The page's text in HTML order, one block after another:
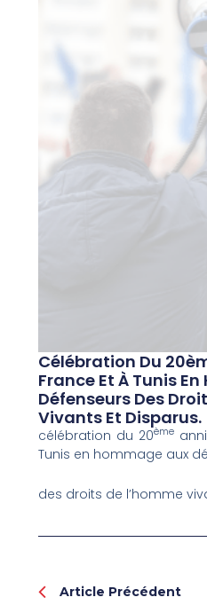
Célébration Du
France Et À Tunis
Défenseurs Des
Vivants Et Disparus.
célébration du 20ème
Tunis en hommage aux
des droits de l’homme
Prev
Article Précédent